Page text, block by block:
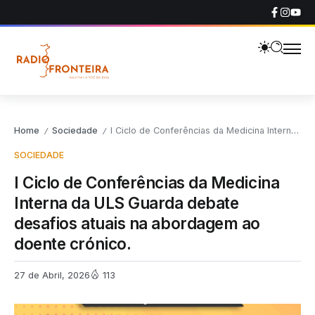
Home / Sociedade / I Ciclo de Conferências da Medicina Interna da ULS Guarda debate desafios atuais na abordagem ao doente crónico.
SOCIEDADE
I Ciclo de Conferências da Medicina
Interna da ULS Guarda debate
desafios atuais na abordagem ao
doente crónico.
27 de Abril, 2026 113